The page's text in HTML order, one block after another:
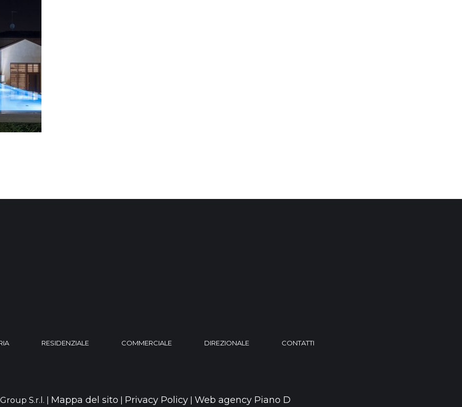
RESIDENZIALE COMMERCIALE DIREZIONALE CONTATTI
S.r.l. | Mappa del sito Privacy Policy Web agency Piano D